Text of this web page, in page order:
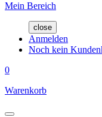
Mein Bereich
close
Anmelden
Noch kein
0
Warenkorb